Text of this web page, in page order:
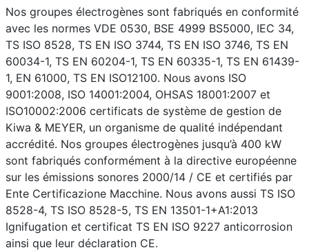
Nos groupes électrogènes sont fabriqués en conformité
avec les normes VDE 0530, BSE 4999 BS5000, IEC 34,
TS ISO 8528, TS EN ISO 3744, TS EN ISO 3746, TS EN
60034-1, TS EN 60204-1, TS EN 60335-1, TS EN 61439-
1, EN 61000, TS EN ISO12100. Nous avons ISO
9001:2008, ISO 14001:2004, OHSAS 18001:2007 et
ISO10002:2006 certificats de système de gestion de
Kiwa & MEYER, un organisme de qualité indépendant
accrédité. Nos groupes électrogènes jusqu’à 400 kW
sont fabriqués conformément à la directive européenne
sur les émissions sonores 2000/14 / CE et certifiés par
Ente Certificazione Macchine. Nous avons aussi TS ISO
8528-4, TS ISO 8528-5, TS EN 13501-1+A1:2013
Ignifugation et certificat TS EN ISO 9227 anticorrosion
ainsi que leur déclaration CE.